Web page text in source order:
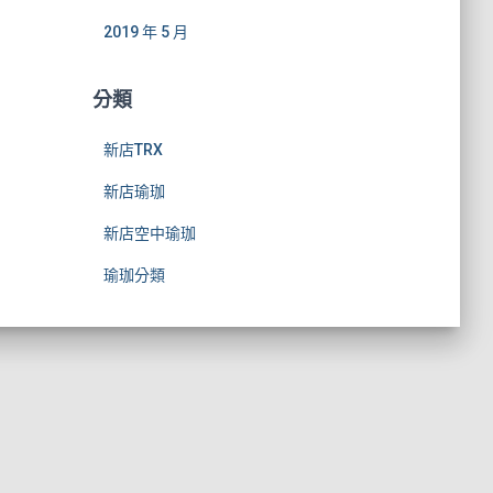
2019 年 5 月
分類
新店TRX
新店瑜珈
新店空中瑜珈
瑜珈分類